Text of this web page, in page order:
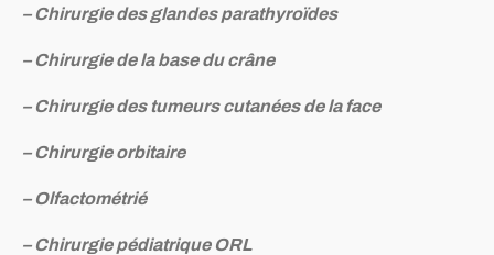
– Chirurgie des glandes parathyroïdes
– Chirurgie de la base du crâne
– Chirurgie des tumeurs cutanées de la face
– Chirurgie orbitaire
– Olfactométrié
– Chirurgie pédiatrique ORL